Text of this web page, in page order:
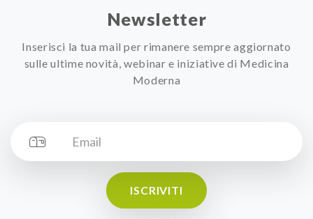
Newsletter
Inserisci la tua mail per rimanere sempre aggiornato
sulle ultime novità, webinar e iniziative di Medicina
Moderna
ISCRIVITI